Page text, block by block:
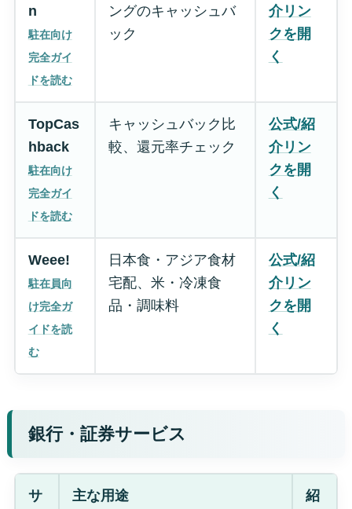
n
駐在向け
完全ガイ
ドを読む
ングのキャッシュバ
ック
介リン
クを開
く
TopCas
hback
駐在向け
完全ガイ
ドを読む
キャッシュバック比
較、還元率チェック
公式/紹
介リン
クを開
く
Weee!
駐在員向
け完全ガ
イドを読
む
日本食・アジア食材
宅配、米・冷凍食
品・調味料
公式/紹
介リン
クを開
く
銀行・証券サービス
サ
主な用途
紹